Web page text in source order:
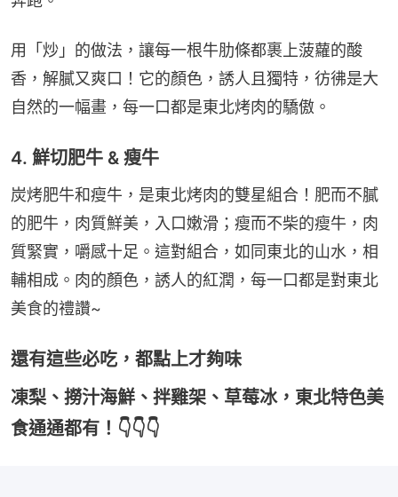
用「炒」的做法，讓每一根牛肋條都裹上菠蘿的酸
香，解膩又爽口！它的顏色，誘人且獨特，彷彿是大
自然的一幅畫，每一口都是東北烤肉的驕傲。
4. 鮮切肥牛 & 瘦牛
炭烤肥牛和瘦牛，是東北烤肉的雙星組合！肥而不膩
的肥牛，肉質鮮美，入口嫩滑；瘦而不柴的瘦牛，肉
質緊實，嚼感十足。這對組合，如同東北的山水，相
輔相成。肉的顏色，誘人的紅潤，每一口都是對東北
美食的禮讚~
還有這些必吃，都點上才夠味
凍梨、撈汁海鮮、拌雞架、草莓冰，東北特色美
食通通都有！👇👇👇